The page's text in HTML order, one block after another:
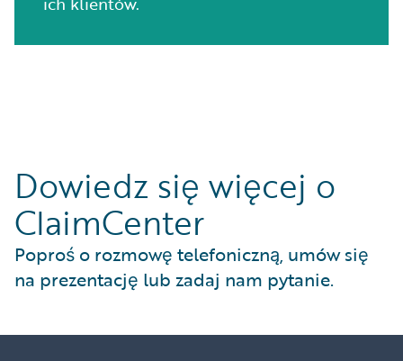
Dowiedz się więcej o
ClaimCenter
Poproś o rozmowę telefoniczną, umów się
na prezentację lub zadaj nam pytanie.